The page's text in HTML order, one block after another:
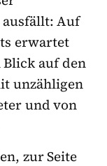
ausfällt: Auf
erwartet
auf den
unzähligen
und von
zur Seite